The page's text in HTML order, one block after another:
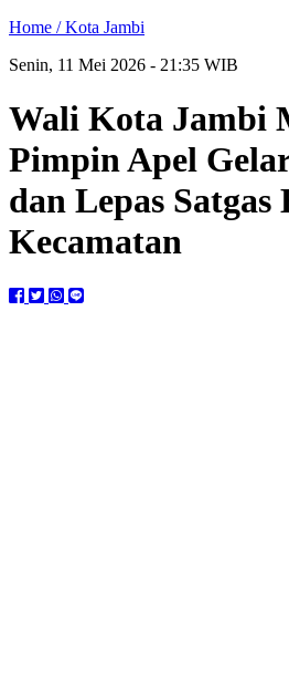
Home /Kota Jambi
Senin, 11 Mei 2026 - 21:35 WIB
Wali Kota Jambi
Pimpin Apel
dan Lepas Satgas
Kecamatan